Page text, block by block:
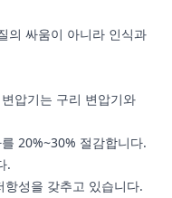
의 싸움이 아니라 인식과
압기는 구리 변압기와
20%~30% 절감합니다.
.
성을 갖추고 있습니다.